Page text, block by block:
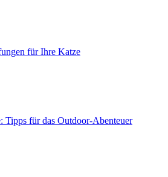
für Ihre Katze
Tipps für das Outdoor-Abenteuer